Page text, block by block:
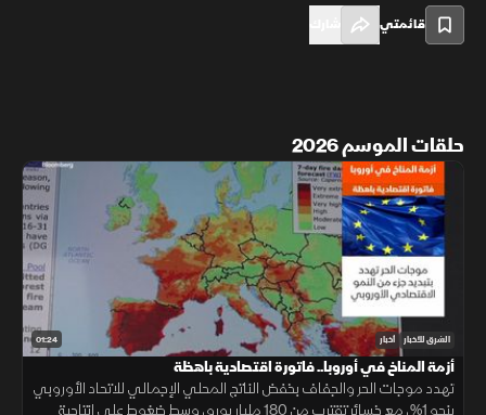
قائمتي
حلقات الموسم 2026
01:24 الشرق للأخبار أخبار
أزمة المناخ في أوروبا.. فاتورة اقتصادية باهظة
تهدد موجات الحر والجفاف بخفض الناتج المحلي الإجمالي للاتحاد الأوروبي